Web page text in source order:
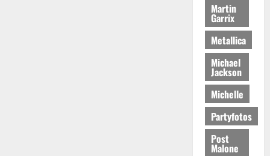
Martin
Garrix
Metallica
Michael
Jackson
Michelle
Partyfotos
Post
Malone